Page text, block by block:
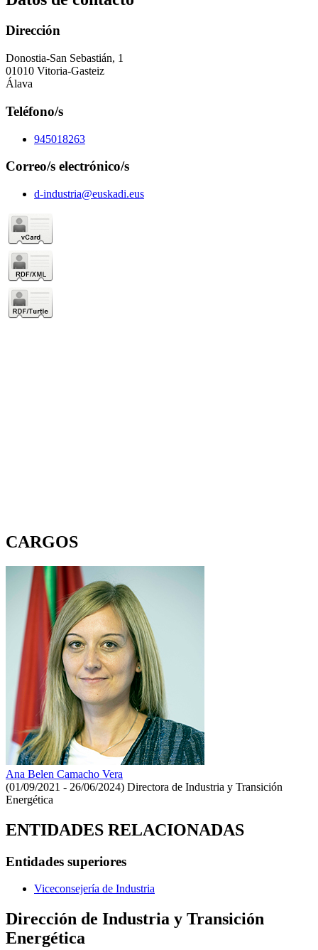
Dirección
Donostia-San Sebastián, 1
01010 Vitoria-Gasteiz
Álava
Teléfono/s
945018263
Correo/s electrónico/s
d-industria@euskadi.eus
CARGOS
Ana Belen Camacho Vera
(01/09/2021 - 26/06/2024) Directora de Industria y Transición
Energética
ENTIDADES RELACIONADAS
Entidades superiores
Viceconsejería de Industria
Dirección de Industria y Transición
Energética